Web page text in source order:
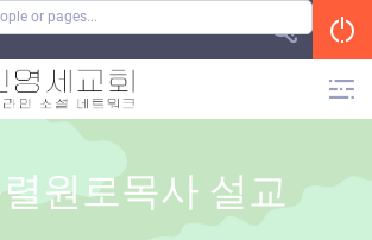
원로목사 설교